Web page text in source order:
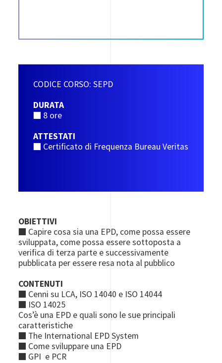
CODICE CORSO: SEPD
DURATA
■ 8 ore
ATTESTATI
■ Certificato di Frequenza Bureau Veritas
OBIETTIVI
■ Capire cosa sia una EPD, come possa essere
sviluppata, come possa essere sottoposta a
verifica di terza parte e successivamente
pubblicata per essere resa nota al pubblico
CONTENUTI
■ Cenni su LCA, ISO 14040 e ISO 14044
■ ISO 14025
Cos’è una EPD e quali sono le sue principali
caratteristiche
■ The International EPD System
■ Come sviluppare una EPD
■ GPI e PCR